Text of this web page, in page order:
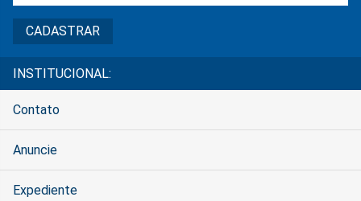
INSTITUCIONAL:
Contato
Anuncie
Expediente